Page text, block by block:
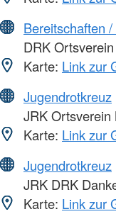
Bereitschaften
DRK
Karte: Link zur
Jugendrotkreuz
JRK Ortsverein
Karte: Link zur
Jugendrotkreuz
JRK DRK
Karte: Link zur